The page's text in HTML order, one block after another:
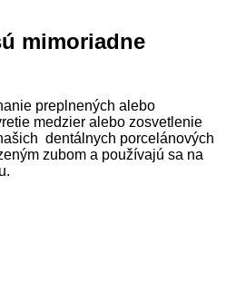
mimoriadne
preplnených alebo
medzier alebo zosvetlenie
dentálnych porcelánových
zubom a používajú sa na